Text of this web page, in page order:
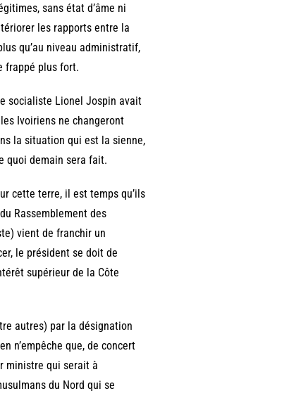
sans état d’âme ni
les rapports entre la
qu’au niveau administratif,
frappé plus fort.
socialiste Lionel Jospin avait
Ivoiriens ne changeront
la situation qui est la sienne,
quoi demain sera fait.
cette terre, il est temps qu’ils
Rassemblement des
vient de franchir un
le président se doit de
supérieur de la Côte
autres) par la désignation
n’empêche que, de concert
ministre qui serait à
du Nord qui se